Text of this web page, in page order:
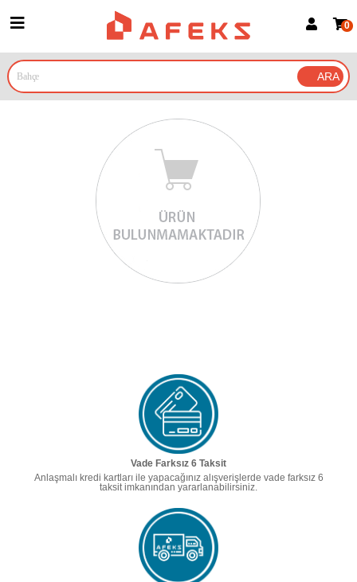
Google İle Bağlan
0
Vade Farksız 6 Taksit
Anlaşmalı kredi kartları ile yapacağınız alışverişlerde vade farksız 6
taksit imkanından yararlanabilirsiniz.